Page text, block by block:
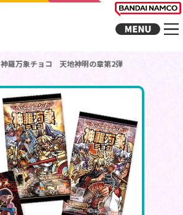
神羅万象チョコ 天地神明の章第2弾